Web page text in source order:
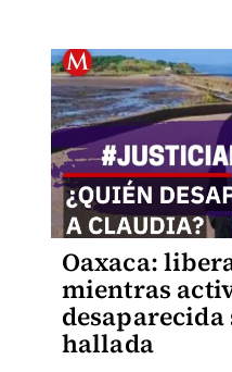
Oaxaca:
mientras
hallada